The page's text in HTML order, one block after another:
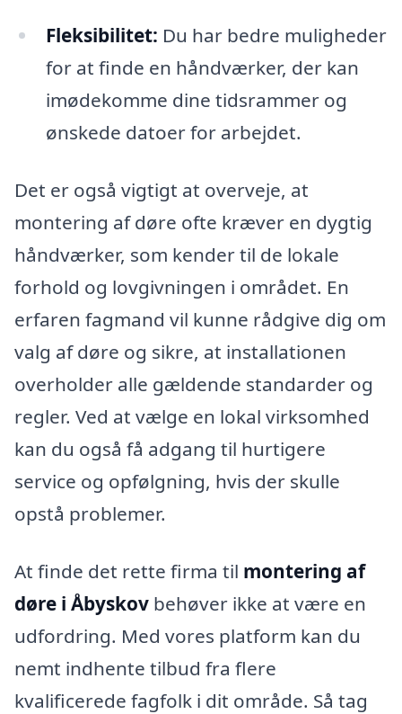
Fleksibilitet: Du har bedre muligheder
for at finde en håndværker, der kan
imødekomme dine tidsrammer og
ønskede datoer for arbejdet.
Det er også vigtigt at overveje, at
montering af døre ofte kræver en dygtig
håndværker, som kender til de lokale
forhold og lovgivningen i området. En
erfaren fagmand vil kunne rådgive dig om
valg af døre og sikre, at installationen
overholder alle gældende standarder og
regler. Ved at vælge en lokal virksomhed
kan du også få adgang til hurtigere
service og opfølgning, hvis der skulle
opstå problemer.
At finde det rette firma til montering af
døre i Åbyskov behøver ikke at være en
udfordring. Med vores platform kan du
nemt indhente tilbud fra flere
kvalificerede fagfolk i dit område. Så tag